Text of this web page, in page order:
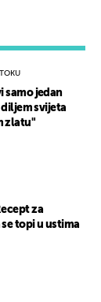
samo jedan
svijeta
zlatu"
za
topi u ustima